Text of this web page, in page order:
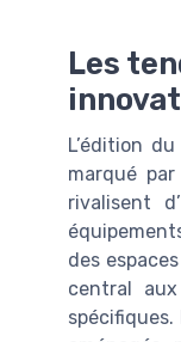
Les
L’édition
marqué
rivalisent
des
central